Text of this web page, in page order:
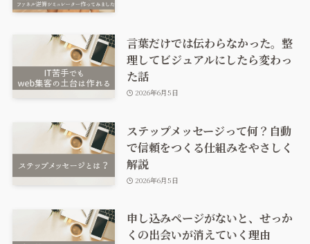
言葉だけでは伝わらなかった。整
理してビジュアルにしたら変わっ
た話
2026年6月5日
ステップメッセージって何？自動
で信頼をつくる仕組みをやさしく
解説
2026年6月5日
申し込みページがないと、せっか
くの出会いが消えていく理由